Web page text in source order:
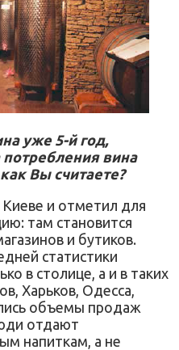
уже 5-й год,
потребления вина
Вы считаете?
и отметил для
там становится
и бутиков.
статистики
в столице, а и в таких
Харьков, Одесса,
объемы продаж
отдают
напиткам, а не